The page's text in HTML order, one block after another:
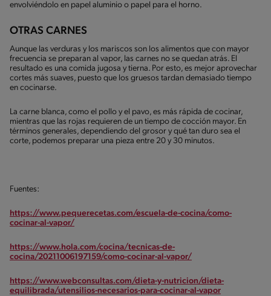
envolviéndolo en papel aluminio o papel para el horno.
OTRAS CARNES
Aunque las verduras y los mariscos son los alimentos que con mayor
frecuencia se preparan al vapor, las carnes no se quedan atrás. El
resultado es una comida jugosa y tierna. Por esto, es mejor aprovechar
cortes más suaves, puesto que los gruesos tardan demasiado tiempo
en cocinarse.
La carne blanca, como el pollo y el pavo, es más rápida de cocinar,
mientras que las rojas requieren de un tiempo de cocción mayor. En
términos generales, dependiendo del grosor y qué tan duro sea el
corte, podemos preparar una pieza entre 20 y 30 minutos.
Fuentes:
https://www.pequerecetas.com/escuela-de-cocina/como-
cocinar-al-vapor/
https://www.hola.com/cocina/tecnicas-de-
cocina/20211006197159/como-cocinar-al-vapor/
https://www.webconsultas.com/dieta-y-nutricion/dieta-
equilibrada/utensilios-necesarios-para-cocinar-al-vapor